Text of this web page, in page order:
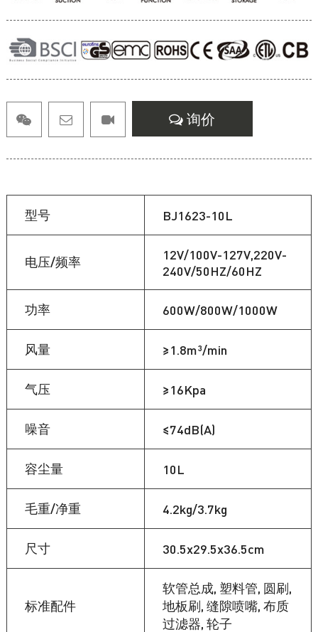
询价
型号 BJ1623-10L
电压/频率
12V/100V-127V,220V-
240V/50HZ/60HZ
功率 600W/800W/1000W
风量 ≥1.8m³/min
气压 ≥16Kpa
噪音 ≤74dB(A)
容尘量 10L
毛重/净重 4.2kg/3.7kg
尺寸 30.5x29.5x36.5cm
标准配件
软管总成, 塑料管, 圆刷,
地板刷, 缝隙喷嘴, 布质
过滤器, 轮子